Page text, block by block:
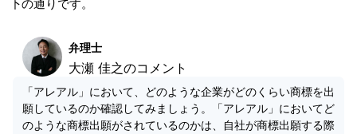
下の通りです。
弁理士
大瀬 佳之のコメント
「アレアル」において、どのような企業がどのくらい商標を出
願しているのか確認してみましょう。「アレアル」においてど
のような商標出願がされているのかは、自社が商標出願する際